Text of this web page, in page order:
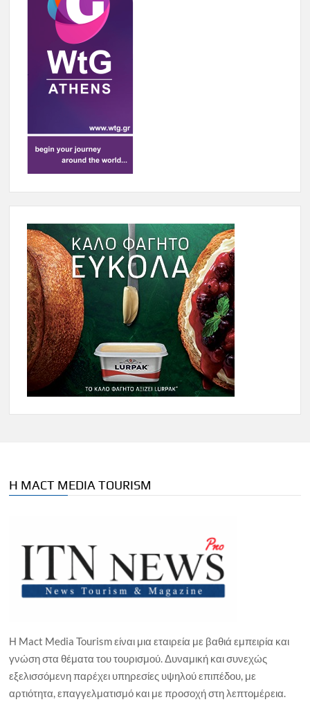
Η MACT MEDIA TOURISM
Η Mact Media Tourism είναι μια εταιρεία με βαθιά εμπειρία και
γνώση στα θέματα του τουρισμού. Δυναμική και συνεχώς
εξελισσόμενη παρέχει υπηρεσίες υψηλού επιπέδου, με
αρτιότητα, επαγγελματισμό και με προσοχή στη λεπτομέρεια.